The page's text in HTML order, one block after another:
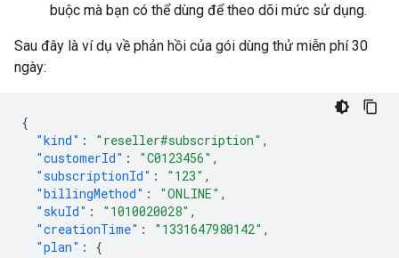
buộc mà bạn có thể dùng để theo dõi mức sử dụng.
Sau đây là ví dụ về phản hồi của gói dùng thử miễn phí 30
ngày:
{
"kind" : "reseller#subscription" ,
"customerId" : "C0123456" ,
"subscriptionId" : "123" ,
"billingMethod" : "ONLINE" ,
"skuId" : "1010020028" ,
"creationTime" : "1331647980142" ,
"plan" :
{